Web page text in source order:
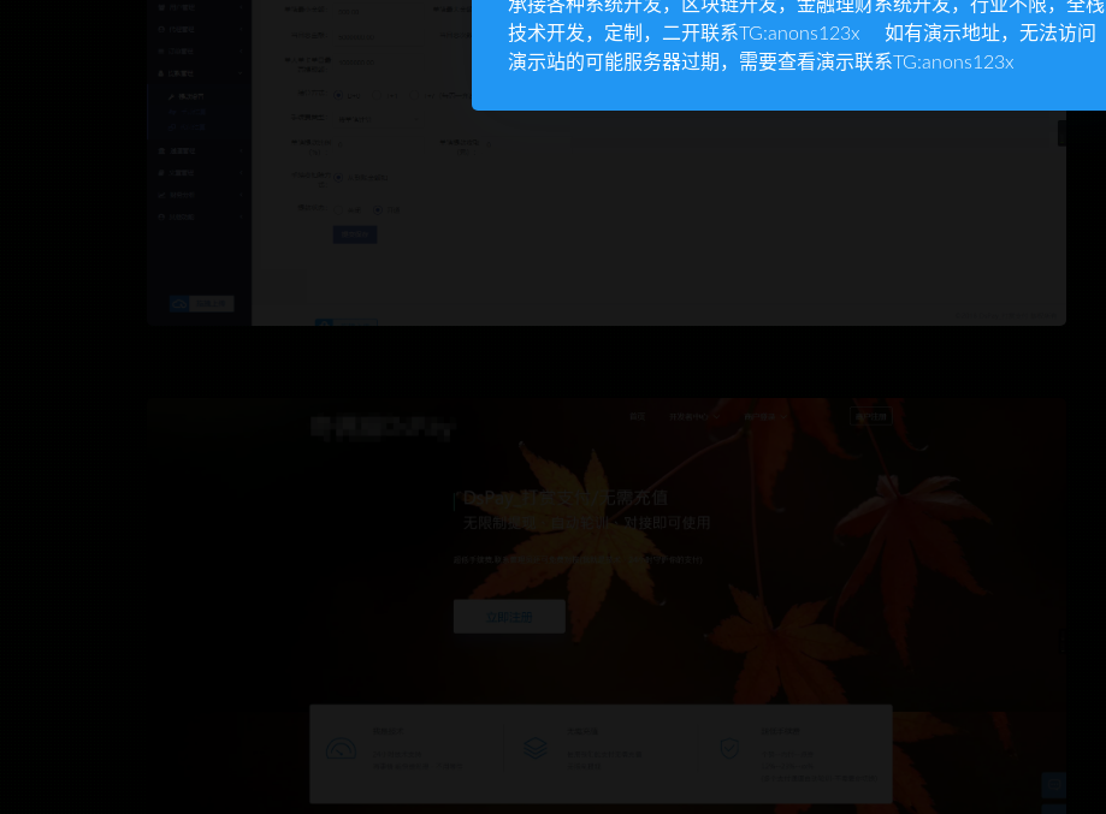
承接各种系统开发，区块链开发，金融理财系统开发，行业不限，全栈
技术开发，定制，二开联系TG:anons123x 如有演示地址，无法访问
演示站的可能服务器过期，需要查看演示联系TG:anons123x